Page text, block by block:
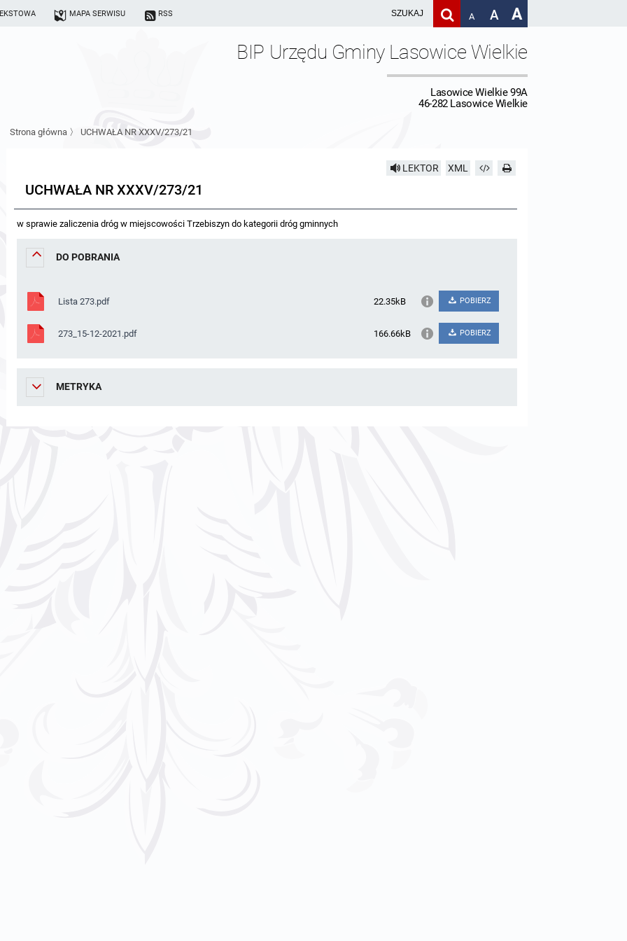
MAPA SERWISU RSS A A A
BIP Urzędu Gminy Lasowice Wielkie
Lasowice Wielkie 99A
46-282 Lasowice Wielkie
Strona główna 〉 UCHWAŁA NR XXXV/273/21
LEKTOR XML
UCHWAŁA NR XXXV/273/21
w sprawie zaliczenia dróg w miejscowości Trzebiszyn do kategorii dróg gminnych
DO POBRANIA
Lista 273.pdf 22.35kB POBIERZ
273_15-12-2021.pdf 166.66kB POBIERZ
METRYKA